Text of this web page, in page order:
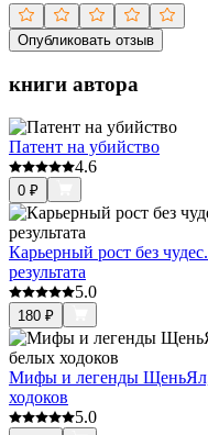
Опубликовать отзыв
книги автора
Патент на убийство
4.6
0 ₽
Карьерный рост без
результата
5.0
180 ₽
Мифы и легенды ЩеньЯл,
ходоков
5.0